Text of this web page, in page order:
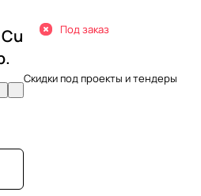
Под заказ
Скидки под проекты и тендеры